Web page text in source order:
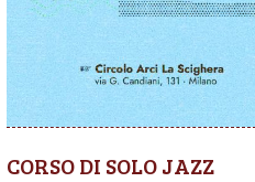
CORSO DI SOLO JAZZ